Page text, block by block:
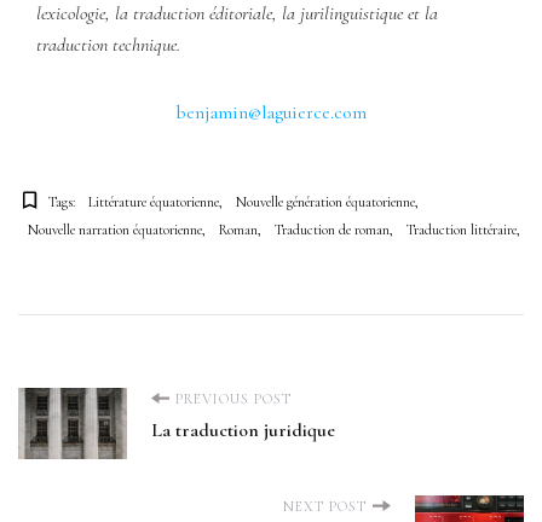
lexicologie, la traduction éditoriale, la jurilinguistique et la
traduction technique.
benjamin@laguierce.com
Tags: Littérature équatorienne
Nouvelle génération équatorienne
Nouvelle narration équatorienne
Roman Traduction de roman Traduction littéraire
P
o
PREVIOUS POST
La traduction juridique
NEXT POST